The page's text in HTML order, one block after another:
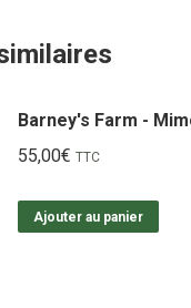
Barney's Farm -
55,00€ TTC
Ajouter au panier